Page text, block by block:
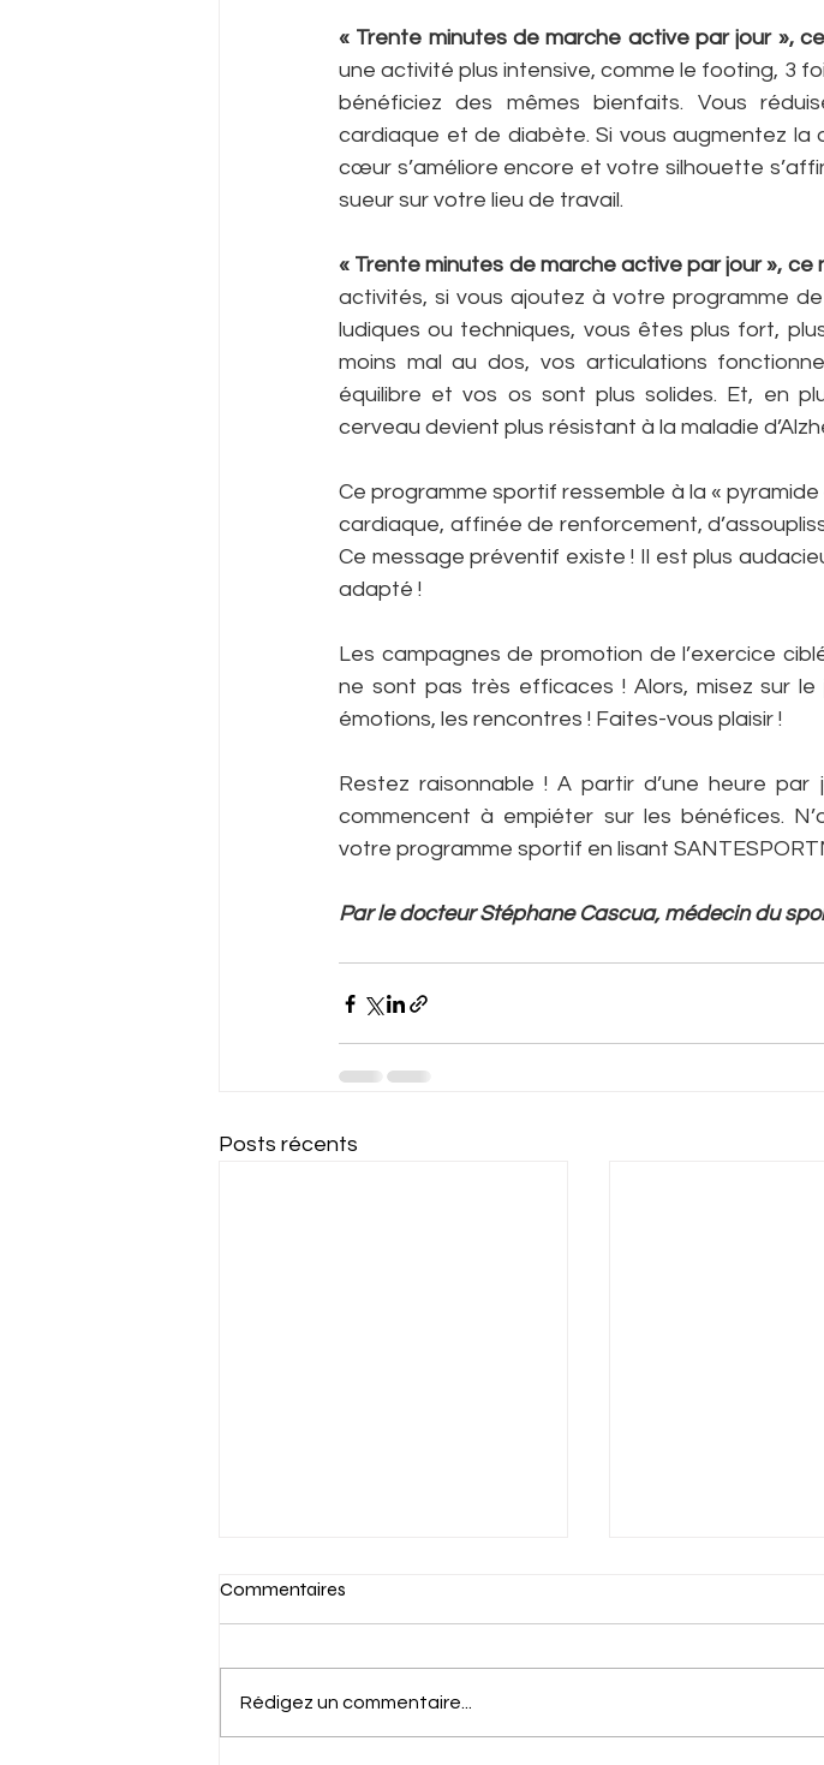
« Trente minutes de marche active par jour »,
une activité plus intensive, comme le footing, 3
bénéficiez des mêmes bienfaits. Vous
cardiaque et de diabète. Si vous augmentez
cœur s’améliore encore et votre silhouette
sueur sur votre lieu de travail.
« Trente minutes de marche active par jour », ce
activités, si vous ajoutez à votre programme
ludiques ou techniques, vous êtes plus fort,
moins mal au dos, vos articulations
équilibre et vos os sont plus solides. Et, en
cerveau devient plus résistant à la maladie
Ce programme sportif ressemble à la «
cardiaque, affinée de renforcement,
Ce message préventif existe ! Il est plus
adapté !
Les campagnes de promotion de l’exercice
ne sont pas très efficaces ! Alors, misez sur
émotions, les rencontres ! Faites-vous plaisir !
Restez raisonnable ! A partir d’une heure
commencent à empiéter sur les bénéfices.
votre programme sportif en lisant
Par le docteur Stéphane Cascua, médecin du
Posts récents
Commentaires
Rédigez un commentaire...